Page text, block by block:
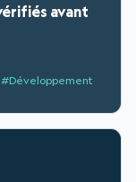
avant